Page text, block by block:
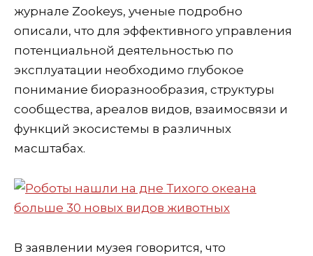
журнале Zookeys, ученые подробно
описали, что для эффективного управления
потенциальной деятельностью по
эксплуатации необходимо глубокое
понимание биоразнообразия, структуры
сообщества, ареалов видов, взаимосвязи и
функций экосистемы в различных
масштабах.
В заявлении музея говорится, что